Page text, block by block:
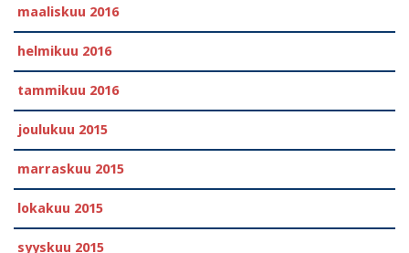
maaliskuu 2016
helmikuu 2016
tammikuu 2016
joulukuu 2015
marraskuu 2015
lokakuu 2015
syyskuu 2015